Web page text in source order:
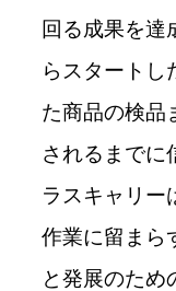
回る成果を達
らスタートし
た商品の検品
されるまでに
ラスキャリー
作業に留まら
と発展のため